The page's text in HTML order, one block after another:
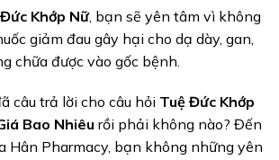
Khớp Nữ, bạn sẽ yên tâm vì không
giảm đau gây hại cho dạ dày, gan,
chữa được vào gốc bệnh.
câu trả lời cho câu hỏi Tuệ Đức Khớp
Bao Nhiêu rồi phải không nào? Đến
Hân Pharmacy, bạn không những yên